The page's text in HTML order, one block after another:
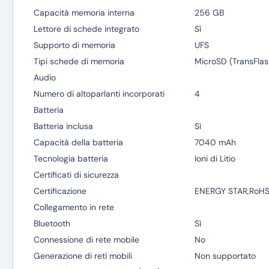
Capacità memoria interna
256 GB
Lettore di schede integrato
Sì
Supporto di memoria
UFS
Tipi schede di memoria
MicroSD
Audio
Numero di altoparlanti incorporati
4
Batteria
Batteria inclusa
Sì
Capacità della batteria
7040 mAh
Tecnologia batteria
Ioni di Litio
Certificati di sicurezza
Certificazione
ENERGY STAR,RoHS
Collegamento in rete
Bluetooth
Sì
Connessione di rete mobile
No
Generazione di reti mobili
Non supportato